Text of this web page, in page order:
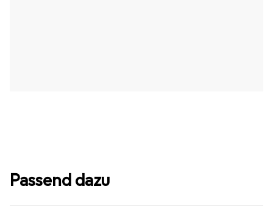
Passend dazu